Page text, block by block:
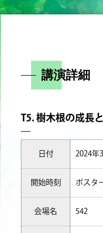
講演詳細
T5. 樹木根の成長
日付 2024年
開始時刻 ポスタ
会場名 542